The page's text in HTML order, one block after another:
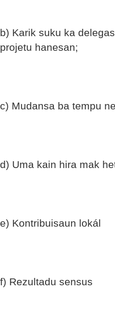
b) Karik suku ka
projetu hanesan;
c) Mudansa ba tempu
d) Uma kain hira mak
e) Kontribuisaun lokál
f) Rezultadu sensus